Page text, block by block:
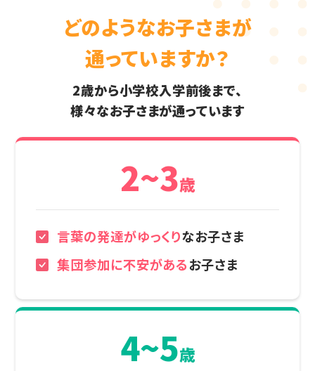
どのようなお子さまが
通っていますか？
2歳から小学校入学前後まで、
様々なお子さまが通っています
2~3歳
言葉の発達がゆっくりなお子さま
集団参加に不安があるお子さま
4~5歳